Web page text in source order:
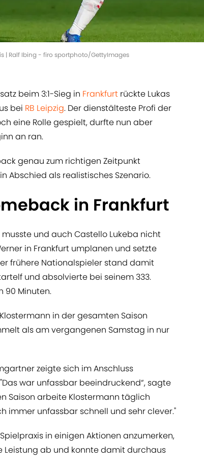
| Ralf Ibing - firo sportphoto/GettyImages
beim 3:1-Sieg in Frankfurt rückte Lukas
bei RB Leipzig. Der dienstälteste Profi der
eine Rolle gespielt, durfte nun aber
an ran.
genau zum richtigen Zeitpunkt
Abschied als realistisches Szenario.
in Frankfurt
und auch Castello Lukeba nicht
in Frankfurt umplanen und setzte
frühere Nationalspieler stand damit
und absolvierte bei seinem 333.
90 Minuten.
in der gesamten Saison
als am vergangenen Samstag in nur
zeigte sich im Anschluss
war unfassbar beeindruckend“, sagte
Saison arbeite Klostermann täglich
immer unfassbar schnell und sehr clever."
in einigen Aktionen anzumerken,
ab und konnte damit durchaus